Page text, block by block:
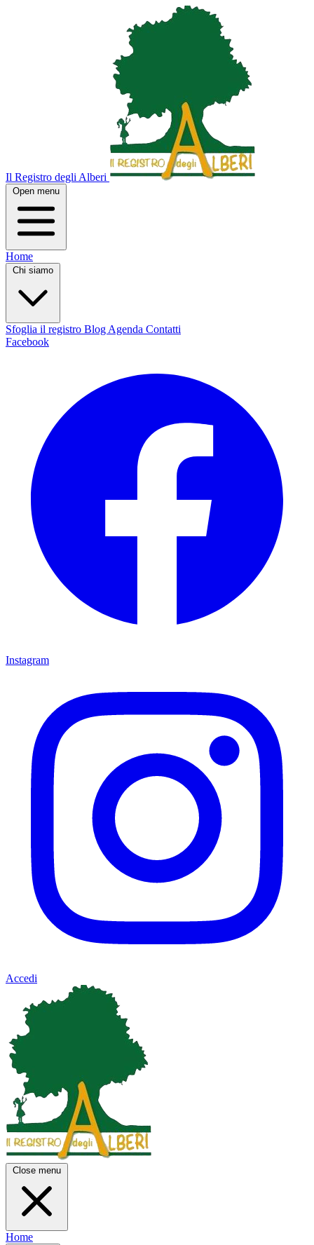
Il Registro degli Alberi
Open menu
Home
Chi siamo
Sfoglia il registro Blog Agenda Contatti
Facebook
Instagram
Accedi
Close menu
Home